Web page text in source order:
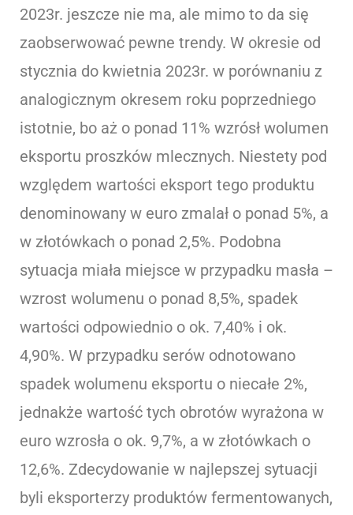
2023r. jeszcze nie ma, ale mimo to da się
zaobserwować pewne trendy. W okresie od
stycznia do kwietnia 2023r. w porównaniu z
analogicznym okresem roku poprzedniego
istotnie, bo aż o ponad 11% wzrósł wolumen
eksportu proszków mlecznych. Niestety pod
względem wartości eksport tego produktu
denominowany w euro zmalał o ponad 5%, a
w złotówkach o ponad 2,5%. Podobna
sytuacja miała miejsce w przypadku masła –
wzrost wolumenu o ponad 8,5%, spadek
wartości odpowiednio o ok. 7,40% i ok.
4,90%. W przypadku serów odnotowano
spadek wolumenu eksportu o niecałe 2%,
jednakże wartość tych obrotów wyrażona w
euro wzrosła o ok. 9,7%, a w złotówkach o
12,6%. Zdecydowanie w najlepszej sytuacji
byli eksporterzy produktów fermentowanych,